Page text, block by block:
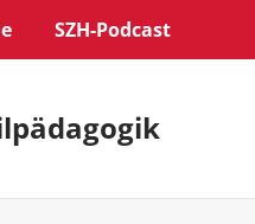
SZH-Podcast